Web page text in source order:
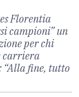
Florentia
campioni” un
per chi
carriera
Alla fine, tutto